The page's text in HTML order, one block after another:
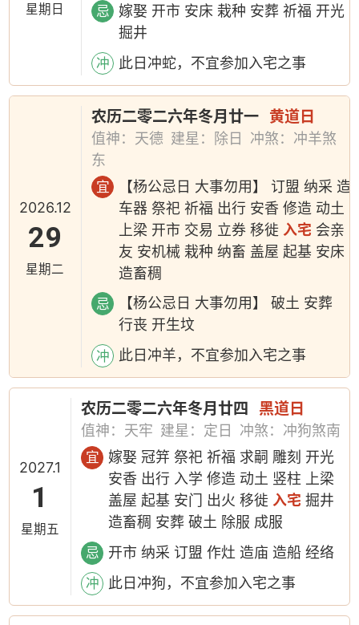
星期日 忌
嫁娶 开市 安床 栽种 安葬 祈福 开光
掘井
冲 此日冲蛇，不宜参加入宅之事
2026.12
29
星期二
农历二零二六年冬月廿一 黄道日
值神：天德 建星：除日
冲煞：冲羊煞
东
宜
【杨公忌日 大事勿用】 订盟 纳采 造
车器 祭祀 祈福 出行 安香 修造 动土
上梁 开市 交易 立券 移徙 入宅 会亲
友 安机械 栽种 纳畜 盖屋 起基 安床
造畜稠
忌
【杨公忌日 大事勿用】 破土 安葬
行丧 开生坟
冲 此日冲羊，不宜参加入宅之事
2027.1
1
星期五
农历二零二六年冬月廿四 黑道日
值神：天牢 建星：定日 冲煞：冲狗煞南
宜
嫁娶 冠笄 祭祀 祈福 求嗣 雕刻 开光
安香 出行 入学 修造 动土 竖柱 上梁
盖屋 起基 安门 出火 移徙入宅 掘井
造畜稠 安葬 破土 除服 成服
忌 开市 纳采 订盟 作灶 造庙 造船 经络
冲 此日冲狗，不宜参加入宅之事